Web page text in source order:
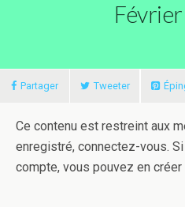
Partager Tweeter
Ce contenu est restreint aux
enregistré, connectez-vous.
compte, vous pouvez en